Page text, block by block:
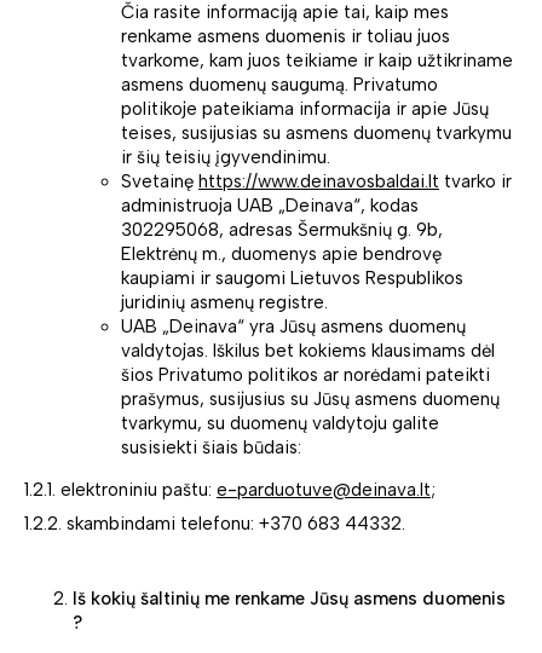
Čia rasite informaciją apie tai, kaip mes
renkame asmens duomenis ir toliau juos
tvarkome, kam juos teikiame ir kaip užtikriname
asmens duomenų saugumą. Privatumo
politikoje pateikiama informacija ir apie Jūsų
teises, susijusias su asmens duomenų tvarkymu
ir šių teisių įgyvendinimu.
Svetainę https://www.deinavosbaldai.lt tvarko ir
administruoja UAB „Deinava“, kodas
302295068, adresas Šermukšnių g. 9b,
Elektrėnų m., duomenys apie bendrovę
kaupiami ir saugomi Lietuvos Respublikos
juridinių asmenų registre.
UAB „Deinava“ yra Jūsų asmens duomenų
valdytojas. Iškilus bet kokiems klausimams dėl
šios Privatumo politikos ar norėdami pateikti
prašymus, susijusius su Jūsų asmens duomenų
tvarkymu, su duomenų valdytoju galite
susisiekti šiais būdais:
1.2.1. elektroniniu paštu: e-parduotuve@deinava.lt;
1.2.2. skambindami telefonu: +370 683 44332.
Iš kokių šaltinių me renkame Jūsų asmens duomenis
?